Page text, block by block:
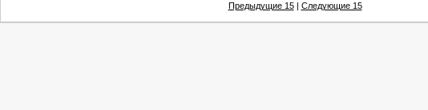
Предыдущие 15| Следующие 15